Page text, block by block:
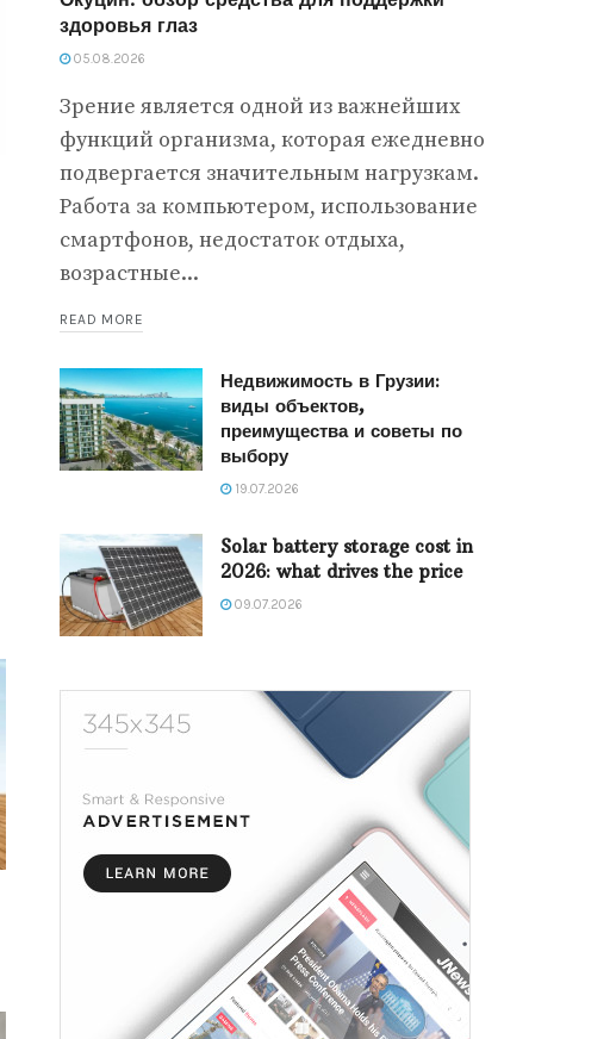
здоровья глаз
05.08.2026
Зрение является одной из важнейших
функций организма, которая ежедневно
подвергается значительным нагрузкам.
Работа за компьютером, использование
смартфонов, недостаток отдыха,
возрастные...
READ MORE
Недвижимость в Грузии:
виды объектов,
преимущества и советы по
выбору
19.07.2026
Solar battery storage cost in
2026: what drives the price
09.07.2026